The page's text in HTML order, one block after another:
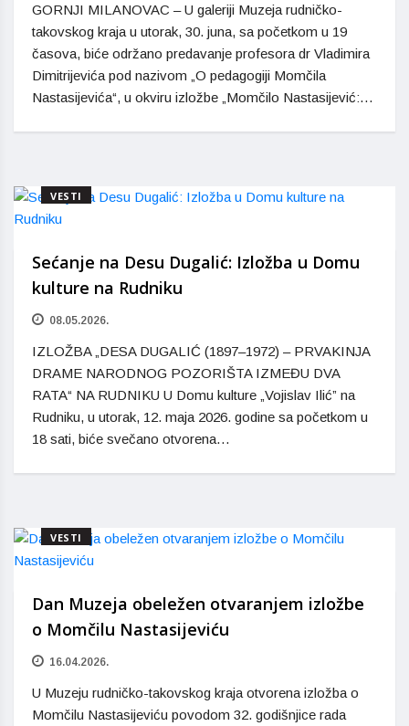
GORNJI MILANOVAC – U galeriji Muzeja rudničko-
takovskog kraja u utorak, 30. juna, sa početkom u 19
časova, biće održano predavanje profesora dr Vladimira
Dimitrijevića pod nazivom „O pedagogiji Momčila
Nastasijevića“, u okviru izložbe „Momčilo Nastasijević:…
VESTI
Sećanje na Desu Dugalić: Izložba u Domu
kulture na Rudniku
08.05.2026.
IZLOŽBA „DESA DUGALIĆ (1897–1972) – PRVAKINJA
DRAME NARODNOG POZORIŠTA IZMEĐU DVA
RATA“ NA RUDNIKU U Domu kulture „Vojislav Ilić” na
Rudniku, u utorak, 12. maja 2026. godine sa početkom u
18 sati, biće svečano otvorena…
VESTI
Dan Muzeja obeležen otvaranjem izložbe
o Momčilu Nastasijeviću
16.04.2026.
U Muzeju rudničko-takovskog kraja otvorena izložba o
Momčilu Nastasijeviću povodom 32. godišnjice rada